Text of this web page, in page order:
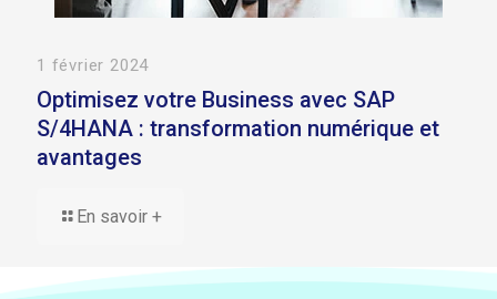
1 février 2024
Optimisez votre Business avec SAP
S/4HANA : transformation numérique et
avantages
En savoir +